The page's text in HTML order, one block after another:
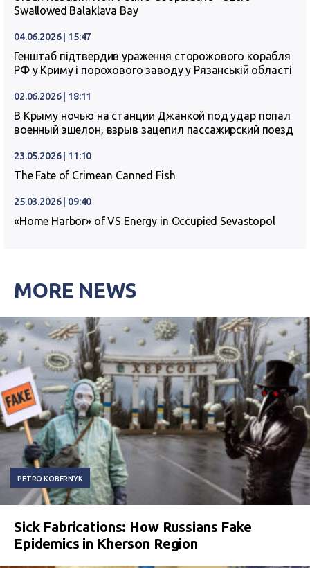
Swallowed Balaklava Bay
04.06.2026 | 15:47
Генштаб підтвердив ураження сторожового корабля
РФ у Криму і порохового заводу у Рязанській області
02.06.2026 | 18:11
В Крыму ночью на станции Джанкой под удар попал
военный эшелон, взрыв зацепил пассажирский поезд
23.05.2026 | 11:10
The Fate of Crimean Canned Fish
25.03.2026 | 09:40
«Home Harbor» of VS Energy in Occupied Sevastopol
MORE NEWS
PETRO KOBERNYK
Sick Fabrications: How Russians Fake
Epidemics in Kherson Region